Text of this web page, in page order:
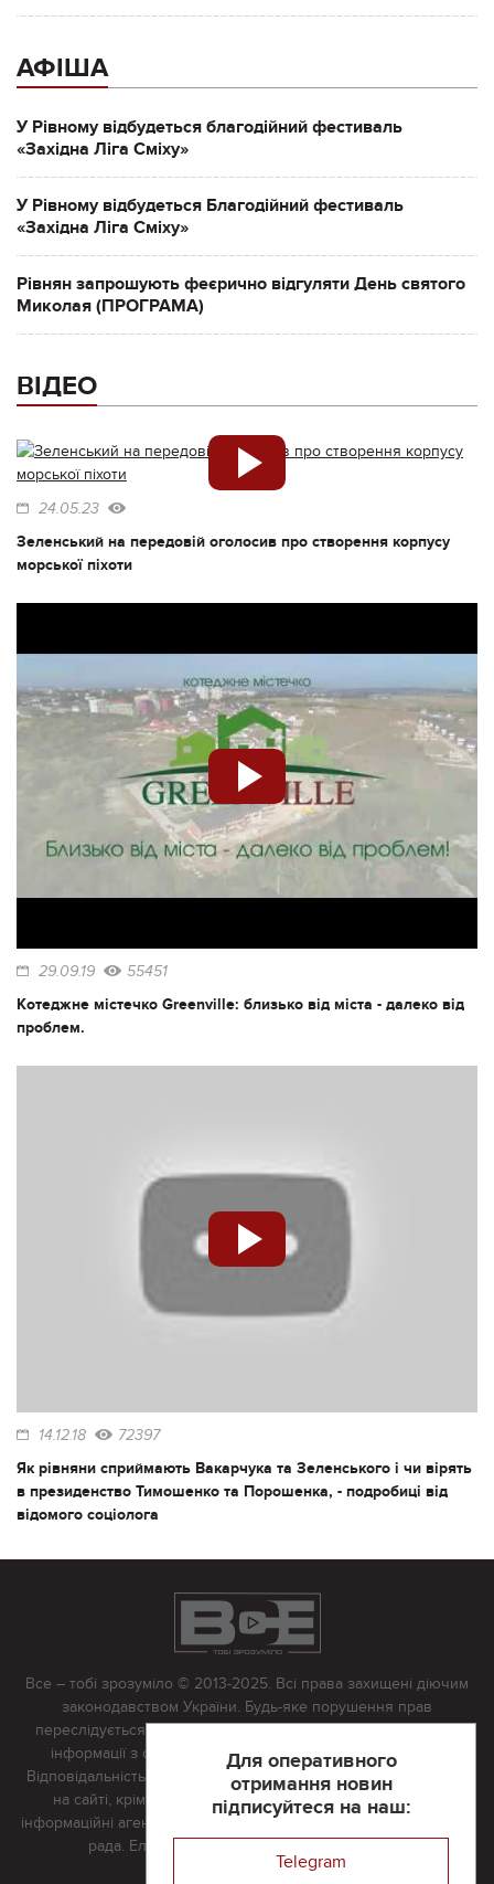
АФІША
У Рівному відбудеться благодійний фестиваль
«Західна Ліга Сміху»
У Рівному відбудеться Благодійний фестиваль
«Західна Ліга Сміху»
Рівнян запрошують феєрично відгуляти День святого
Миколая (ПРОГРАМА)
ВІДЕО
24.05.23
Зеленський на передовій оголосив про створення корпусу
морської піхоти
29.09.19 55451
Котеджне містечко Greenville: близько від міста - далеко від
проблем.
14.12.18 72397
Як рівняни сприймають Вакарчука та Зеленського і чи вірять
в президенство Тимошенко та Порошенка, - подробиці від
відомого соціолога
Для оперативного
отримання новин
підписуйтеся на наш:
Telegram
Все – тобі зрозуміло © 2013-2025. Всі права захищені діючим
законодавством України. Будь-яке порушення прав
переслідується в судовому порядку. Будь-яке відтворення
інформації з сайту тільки з письмово дозволу редакції.
Відповідальність за достовірність усіх матеріалів, розміщених
на сайті, крім матеріалів, які містять посилання на інші
інформаційні агентства або інтернет-видання, несе редакційна
рада. Електронна пошта: